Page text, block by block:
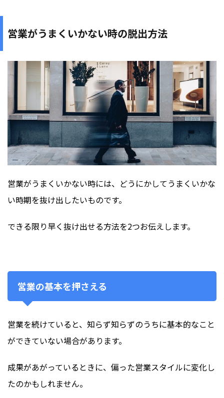
営業がうまくいかない時の脱出方法
営業がうまくいかない時には、どうにかしてうまくいかな
い時期を抜け出したいものです。
できる限り早く抜け出せる方法を2つお伝えします。
営業の基本を押さえる
営業を続けていると、知らず知らずのうちに基本的なこと
ができていない場合があります。
成果があがっているときに、偏った営業スタイルに変化し
たのかもしれません。